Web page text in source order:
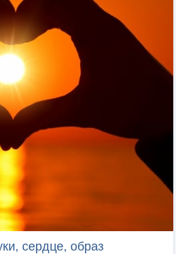
сердце, образ